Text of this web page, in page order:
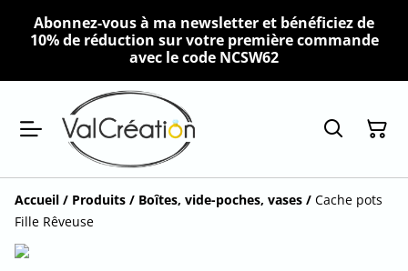
Abonnez-vous à ma newsletter et bénéficiez de
10% de réduction sur votre première commande
avec le code NCSW62
Accueil / Produits / Boîtes, vide-poches, vases / Cache pots
Fille Rêveuse